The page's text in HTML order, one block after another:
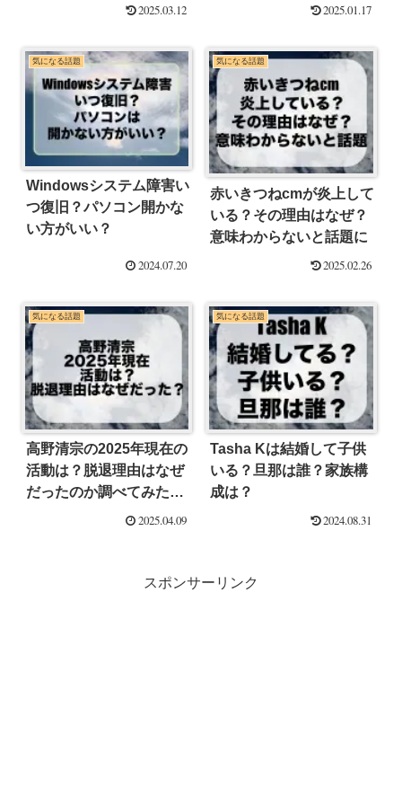
2025.03.12 2025.01.17
気になる話題
Windowsシステム障害い
つ復旧？パソコン開かな
い方がいい？
2024.07.20
気になる話題
赤いきつねcmが炎上して
いる？その理由はなぜ？
意味わからないと話題に
2025.02.26
気になる話題
高野清宗の2025年現在の
活動は？脱退理由はなぜ
だったのか調べてみた！
2025.04.09
気になる話題
Tasha Kは結婚して子供
いる？旦那は誰？家族構
成は？
2024.08.31
スポンサーリンク